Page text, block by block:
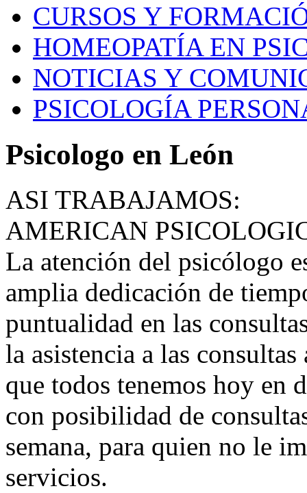
CURSOS Y
HOMEOPATÍA EN
NOTICIAS Y
PSICOLOGÍA
Psicologo en León
ASI TRABAJAMOS:
AMERICAN
La atención del psicólogo
amplia dedicación de
puntualidad en las
la asistencia a las
que todos tenemos hoy en
con posibilidad de
semana, para quien no le
servicios.